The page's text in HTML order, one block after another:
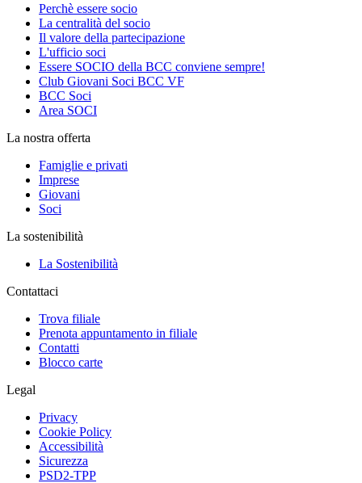
Perchè essere socio
La centralità del socio
Il valore della partecipazione
L'ufficio soci
Essere SOCIO della BCC conviene sempre!
Club Giovani Soci BCC VF
BCC Soci
Area SOCI
La nostra offerta
Famiglie e privati
Imprese
Giovani
Soci
La sostenibilità
La Sostenibilità
Contattaci
Trova filiale
Prenota appuntamento in filiale
Contatti
Blocco carte
Legal
Privacy
Cookie Policy
Accessibilità
Sicurezza
PSD2-TPP